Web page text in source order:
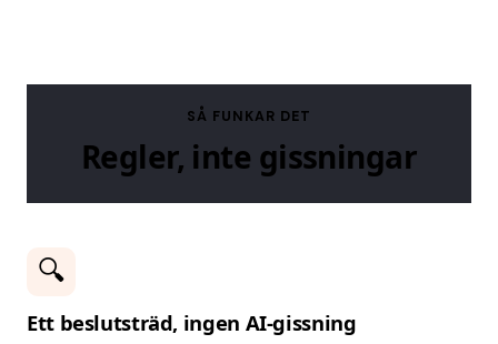
SÅ FUNKAR DET
Regler, inte gissningar
🔍
Ett beslutsträd, ingen AI-gissning